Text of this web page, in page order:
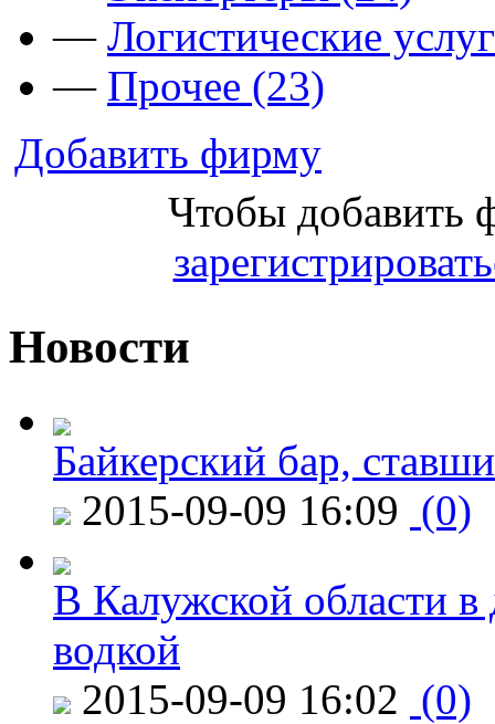
— Логистические
— Прочее (23)
Добавить фирму
Чтобы добавить
Новости
Байкерский бар,
2015-09-09 16:09 (0)
В Калужской области в
водкой
2015-09-09 16:02 (0)